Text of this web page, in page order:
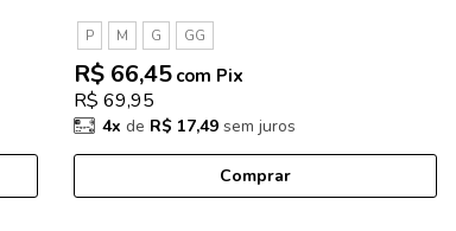
P M G GG
R$ 69,95
R$ 66,45 com Pix
4x de R$ 17,49 sem juros
Comprar